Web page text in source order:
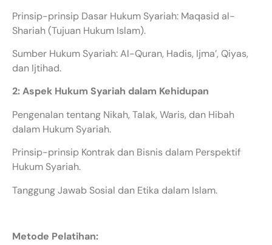
Prinsip-prinsip Dasar Hukum Syariah: Maqasid al-
Shariah (Tujuan Hukum Islam).
Sumber Hukum Syariah: Al-Quran, Hadis, Ijma’, Qiyas,
dan Ijtihad.
2: Aspek Hukum Syariah dalam Kehidupan
Pengenalan tentang Nikah, Talak, Waris, dan Hibah
dalam Hukum Syariah.
Prinsip-prinsip Kontrak dan Bisnis dalam Perspektif
Hukum Syariah.
Tanggung Jawab Sosial dan Etika dalam Islam.
Metode Pelatihan: